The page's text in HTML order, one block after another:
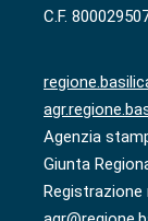
C.F.
Agenzia
Giunta
Registrazione